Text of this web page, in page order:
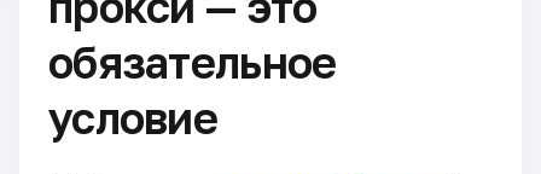
обязательное
условие